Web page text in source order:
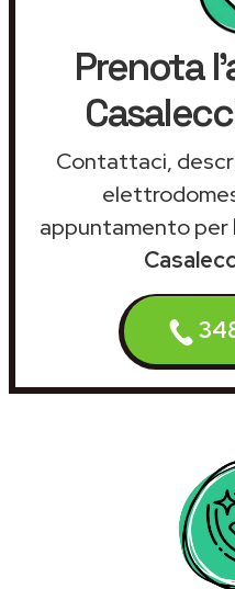
Prenota
Contattaci,
appuntamento per